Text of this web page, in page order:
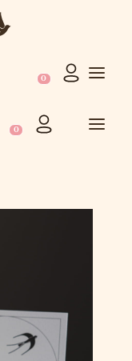
Produkty w
Produkty w koszyku: